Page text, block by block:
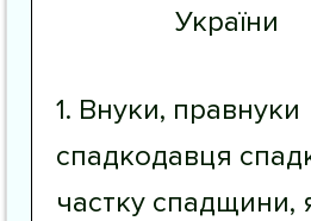
України
1. Внуки, правнуки
спадкодавця
частку спадщини,